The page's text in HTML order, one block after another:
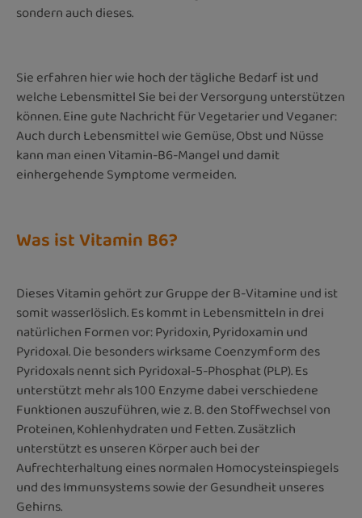
sondern auch dieses.
Sie erfahren hier wie hoch der tägliche Bedarf ist und
welche Lebensmittel Sie bei der Versorgung unterstützen
können. Eine gute Nachricht für Vegetarier und Veganer:
Auch durch Lebensmittel wie Gemüse, Obst und Nüsse
kann man einen Vitamin-B6-Mangel und damit
einhergehende Symptome vermeiden.
Was ist Vitamin B6?
Dieses Vitamin gehört zur Gruppe der B-Vitamine und ist
somit wasserlöslich. Es kommt in Lebensmitteln in drei
natürlichen Formen vor: Pyridoxin, Pyridoxamin und
Pyridoxal. Die besonders wirksame Coenzymform des
Pyridoxals nennt sich Pyridoxal-5-Phosphat (PLP). Es
unterstützt mehr als 100 Enzyme dabei verschiedene
Funktionen auszuführen, wie z. B. den Stoffwechsel von
Proteinen, Kohlenhydraten und Fetten. Zusätzlich
unterstützt es unseren Körper auch bei der
Aufrechterhaltung eines normalen Homocysteinspiegels
und des Immunsystems sowie der Gesundheit unseres
Gehirns.